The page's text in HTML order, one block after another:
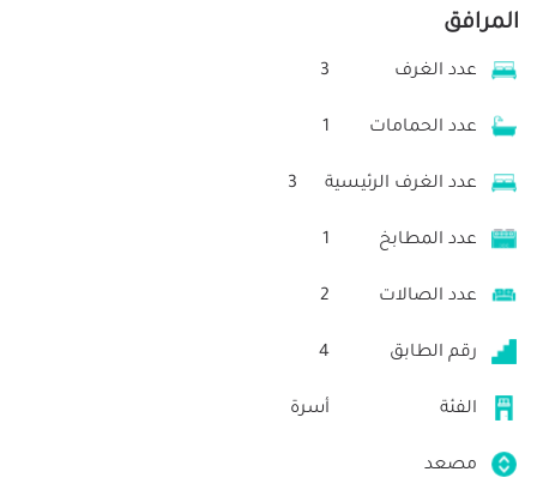
المرافق
عدد الغرف 3
عدد الحمامات 1
عدد الغرف الرئيسية 3
عدد المطابخ 1
عدد الصالات 2
رقم الطابق 4
الفئة أسرة
مصعد